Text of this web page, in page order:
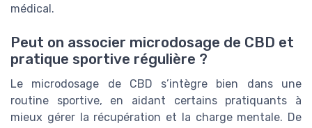
médical.
Peut on associer microdosage de CBD et
pratique sportive régulière ?
Le microdosage de CBD s’intègre bien dans une
routine sportive, en aidant certains pratiquants à
mieux gérer la récupération et la charge mentale. De